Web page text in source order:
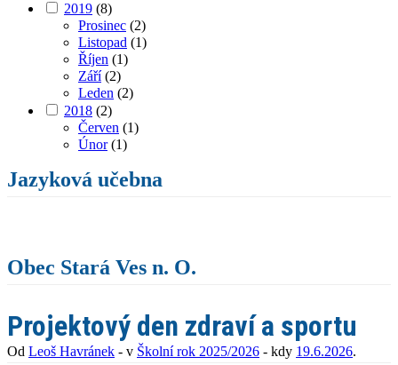
2019 (8)
Prosinec (2)
Listopad (1)
Říjen (1)
Září(2)
Leden (2)
2018 (2)
Červen (1)
Únor(1)
Jazyková učebna
Obec Stará Ves n. O.
Projektový den zdraví a sportu
Od Leoš Havránek - v Školní rok 2025/2026 - kdy 19.6.2026.